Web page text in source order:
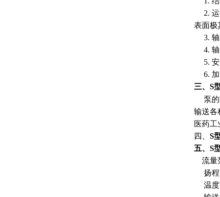
2. 运
表面极
3. 轴
4. 轴
5. 安
6. 加
三、S
泵的
输送各
医药工
四、 S
五、S
流量
扬程
温度